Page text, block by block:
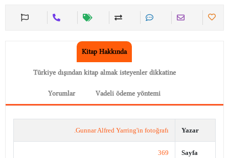
Kitap Hakkında
Türkiye dışından kitap almak isteyenler dikkatine
Vadeli ödeme yöntemi
Yorumlar
Yazar
Gunnar Alfred Yarring'in fotoğrafı.
Sayfa
369